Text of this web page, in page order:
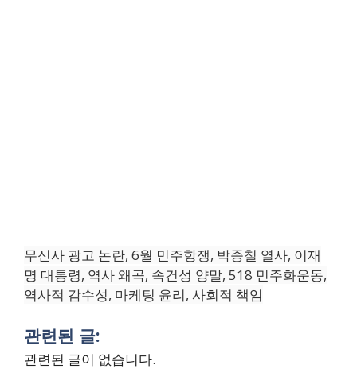
무신사 광고 논란, 6월 민주항쟁, 박종철 열사, 이재
명 대통령, 역사 왜곡, 속건성 양말, 518 민주화운동,
역사적 감수성, 마케팅 윤리, 사회적 책임
관련된 글:
관련된 글이 없습니다.